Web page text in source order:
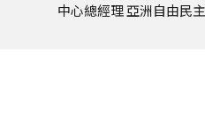
中心總經理 亞洲自由民